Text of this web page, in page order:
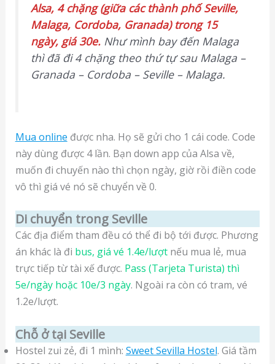
Alsa, 4 chặng (giữa các thành phố Seville,
Malaga, Cordoba, Granada) trong 15
ngày, giá 30e. Như mình bay đến Malaga
thì đã đi 4 chặng theo thứ tự sau Malaga –
Granada – Cordoba – Seville – Malaga.
Mua online được nha. Họ sẽ gửi cho 1 cái code. Code
này dùng được 4 lần. Bạn down app của Alsa về,
muốn đi chuyến nào thì chọn ngày, giờ rồi điền code
vô thì giá vé nó sẽ chuyển về 0.
Di chuyển trong Seville
Các địa điểm tham đều có thể đi bộ tới được. Phương
án khác là đi bus, giá vé 1.4e/lượtnếu mua lẻ, mua
trực tiếp từ tài xế được. Pass (Tarjeta Turista) thì
5e/ngày hoặc 10e/3 ngày. Ngoài ra còn có tram, vé
1.2e/lượt.
Chỗ ở tại Seville
Hostel zui zẻ, đi 1 mình: Sweet Sevilla Hostel. Giá tầm